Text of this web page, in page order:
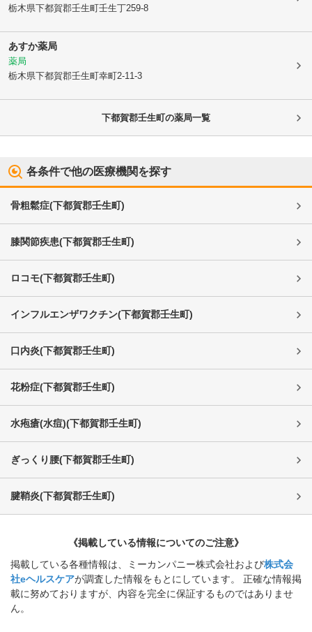
栃木県下都賀郡壬生町壬生丁259-8
あすか薬局
薬局
栃木県下都賀郡壬生町幸町2-11-3
下都賀郡壬生町の薬局一覧
各条件で他の医療機関を探す
骨粗鬆症(下都賀郡壬生町)
膝関節疾患(下都賀郡壬生町)
ロコモ(下都賀郡壬生町)
インフルエンザワクチン(下都賀郡壬生町)
口内炎(下都賀郡壬生町)
花粉症(下都賀郡壬生町)
水疱瘡(水痘)(下都賀郡壬生町)
ぎっくり腰(下都賀郡壬生町)
腱鞘炎(下都賀郡壬生町)
《掲載している情報についてのご注意》
掲載している各種情報は、ミーカンパニー株式会社および株式会
社eヘルスケアが調査した情報をもとにしています。 正確な情報掲
載に努めておりますが、内容を完全に保証するものではありませ
ん。